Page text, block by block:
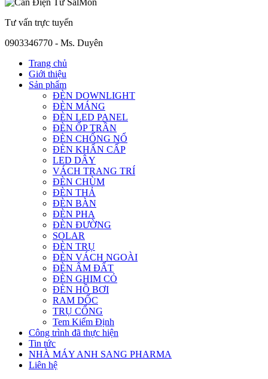
Tư vấn trực tuyến
0903346770 - Ms. Duyên
Trang chủ
Giới thiệu
Sản phẩm
ĐÈN DOWNLIGHT
ĐÈN MÁNG
ĐÈN LED PANEL
ĐÈN ỐP TRẦN
ĐÈN CHỐNG NỔ
ĐÈN KHẨN CẤP
LED DÂY
VÁCH TRANG TRÍ
ĐÈN CHÙM
ĐÈN THẢ
ĐÈN BÀN
ĐÈN PHA
ĐÈN ĐƯỜNG
SOLAR
ĐÈN TRỤ
ĐÈN VÁCH NGOÀI
ĐÈN ÂM ĐẤT
ĐÈN GHIM CỎ
ĐÈN HỒ BƠI
RAM DỐC
TRỤ CỔNG
Tem Kiểm Định
Công trình đã thực hiện
Tin tức
NHÀ MÁY ANH SANG PHARMA
Liên hệ